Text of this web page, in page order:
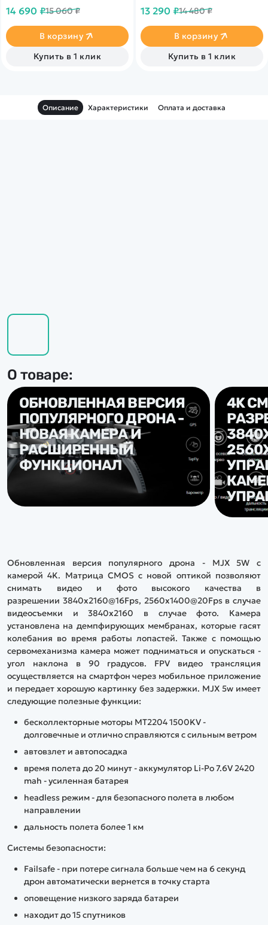
камерой на подвесе,
возврат в точку старта
14 690 ₽15 060 ₽
В корзину
Купить в 1 клик
посадка
13 290 ₽14 480 ₽
В корзину
Купить в 1 клик
Описание Характеристики Оплата и доставка
О товаре:
ОБНОВЛЕННАЯ ВЕРСИЯ
ПОПУЛЯРНОГО ДРОНА -
НОВАЯ КАМЕРА И
РАСШИРЕННЫЙ
ФУНКЦИОНАЛ
4K
Обновленная версия популярного дрона - MJX 5W с
камерой 4K. Матрица CMOS с новой оптикой позволяют
снимать видео и фото высокого качества в
разрешении 3840x2160@16Fps, 2560x1400@20Fps в случае
видеосъемки и 3840x2160 в случае фото. Камера
установлена на демпфирующих мембранах, которые гасят
колебания во время работы лопастей. Также с помощью
сервомеханизма камера может подниматься и опускаться -
угол наклона в 90 градусов. FPV видео трансляция
осуществляется на смартфон через мобильное приложение
и передает хорошую картинку без задержки. MJX 5w имеет
следующие полезные функции:
бесколлекторные моторы MT2204 1500KV -
долговечные и отлично справляются с сильным ветром
автовзлет и автопосадка
время полета до 20 минут - аккумулятор Li-Po 7.6V 2420
mah - усиленная батарея
headless режим - для безопасного полета в любом
направлении
дальность полета более 1 км
Системы безопасности:
Failsafe - при потере сигнала больше чем на 6 секунд
дрон автоматически вернется в точку старта
оповещение низкого заряда батареи
находит до 15 спутников